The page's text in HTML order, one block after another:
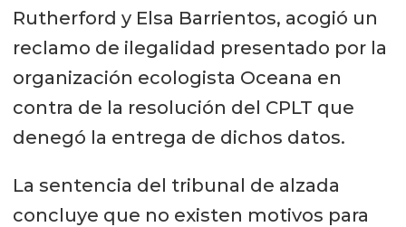
Rutherford y Elsa Barrientos, acogió un
reclamo de ilegalidad presentado por la
organización ecologista Oceana en
contra de la resolución del CPLT que
denegó la entrega de dichos datos.
La sentencia del tribunal de alzada
concluye que no existen motivos para